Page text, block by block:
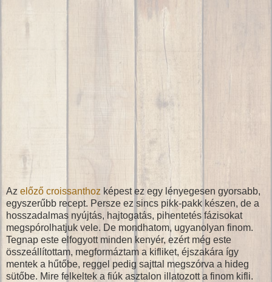
Az előző croissanthoz képest ez egy lényegesen gyorsabb,
egyszerűbb recept. Persze ez sincs pikk-pakk készen, de a
hosszadalmas nyújtás, hajtogatás, pihentetés fázisokat
megspórolhatjuk vele. De mondhatom, ugyanolyan finom.
Tegnap este elfogyott minden kenyér, ezért még este
összeállítottam, megformáztam a kifliket, éjszakára így
mentek a hűtőbe, reggel pedig sajttal megszórva a hideg
sütőbe. Mire felkeltek a fiúk asztalon illatozott a finom kifli.